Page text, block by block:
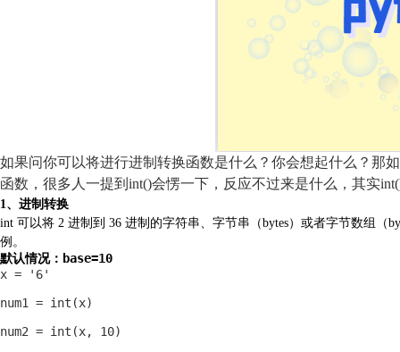
如果问你可以将进行进制转换函数是什么？你会想起什么？那
函数，很多人一提到int()会愣一下，反应不过来是什么，其实
1、进制转换
int 可以将 2 进制到 36 进制的字符串、字节串（bytes）或者字节数组（
例。
默认情况： base=10
x = '6'
num1 = int(x)
num2 = int(x, 10)